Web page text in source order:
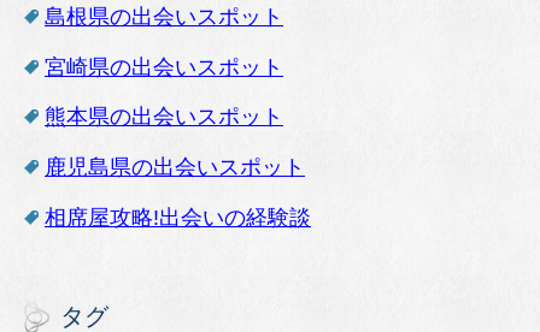
島根県の出会いスポット
宮崎県の出会いスポット
熊本県の出会いスポット
鹿児島県の出会いスポット
相席屋攻略!出会いの経験談
タグ